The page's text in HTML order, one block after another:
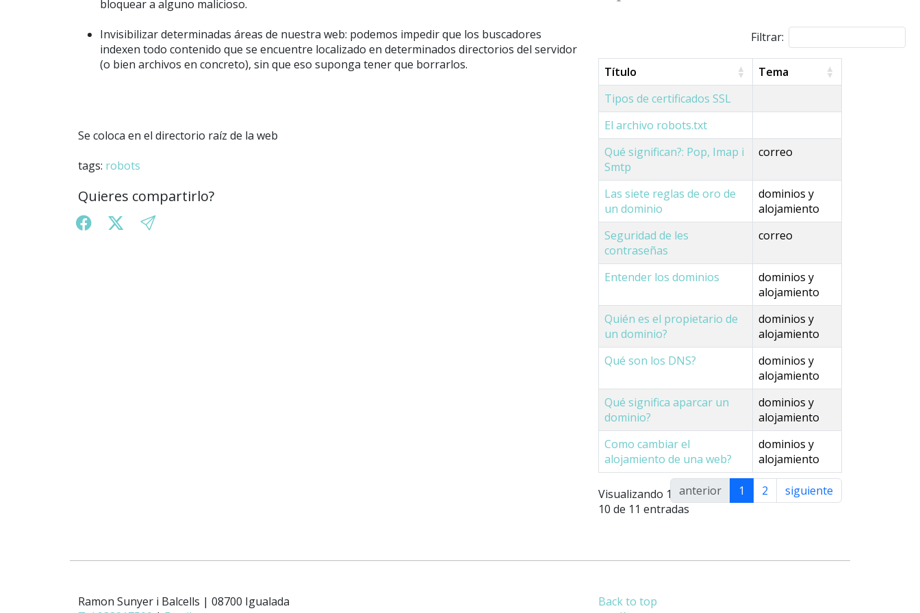
bloquear a alguno malicioso.
Invisibilizar determinadas áreas de nuestra web: podemos impedir que los buscadores
indexen todo contenido que se encuentre localizado en determinados directorios del servidor
(o bien archivos en concreto), sin que eso suponga tener que borrarlos.
Se coloca en el directorio raíz de la web
tags: robots
Quieres compartirlo?
Filtrar:
Título
Tema
Tipos de certificados SSL
El archivo robots.txt
Qué significan?: Pop, Imap i
Smtp
correo
Las siete reglas de oro de
un dominio
dominios y
alojamiento
Seguridad de les
contraseñas
correo
Entender los dominios
dominios y
alojamiento
Quién es el propietario de
un dominio?
dominios y
alojamiento
Qué son los DNS?
dominios y
alojamiento
Qué significa aparcar un
dominio?
dominios y
alojamiento
Como cambiar el
alojamiento de una web?
dominios y
alojamiento
Visualizando 1 a
10 de 11 entradas
anterior 1 2 siguiente
Ramon Sunyer i Balcells | 08700 Igualada
Back to top